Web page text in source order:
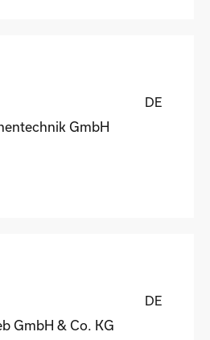
DE
GmbH
DE
GmbH & Co. KG